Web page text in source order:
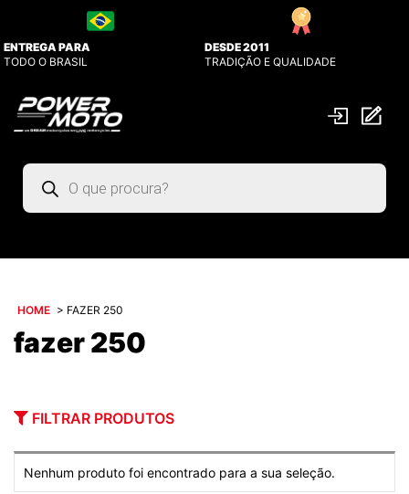
ENTREGA PARA
TODO O BRASIL
DESDE 2011
TRADIÇÃO E QUALIDADE
Pesquisar
produtos
HOME > FAZER 250
fazer 250
FILTRAR PRODUTOS
Nenhum produto foi encontrado para a sua seleção.